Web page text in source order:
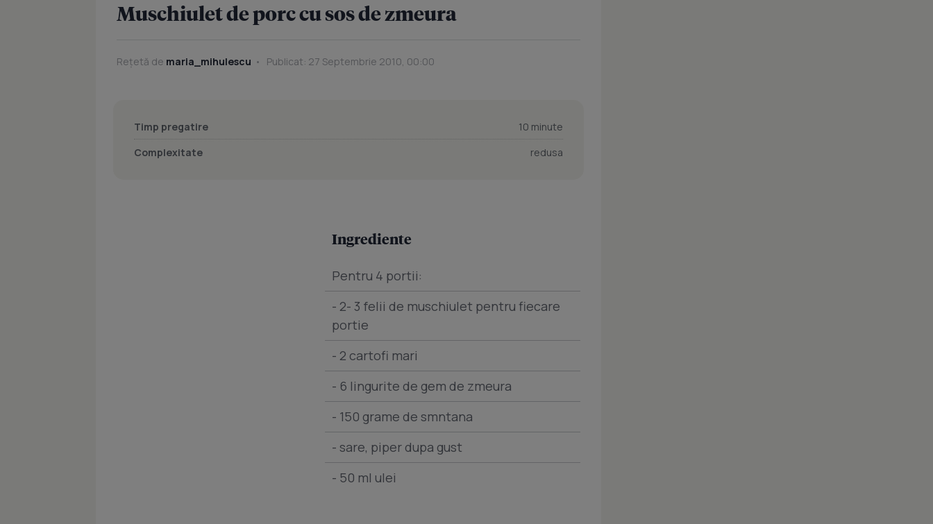
Muschiulet de porc cu sos de zmeura
Rețetă de maria_mihulescu Publicat: 27 Septembrie 2010, 00:00
Timp pregatire
10 minute
Complexitate
redusa
Ingrediente
Pentru 4 portii:
- 2- 3 felii de muschiulet pentru fiecare
portie
- 2 cartofi mari
- 6 lingurite de gem de zmeura
- 150 grame de smntana
- sare, piper dupa gust
- 50 ml ulei